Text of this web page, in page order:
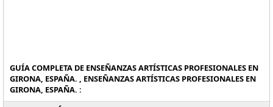
GUÍA COMPLETA DE ENSEÑANZAS ARTÍSTICAS PROFESIONALES EN
GIRONA, ESPAÑA. , ENSEÑANZAS ARTÍSTICAS PROFESIONALES EN
GIRONA, ESPAÑA. :